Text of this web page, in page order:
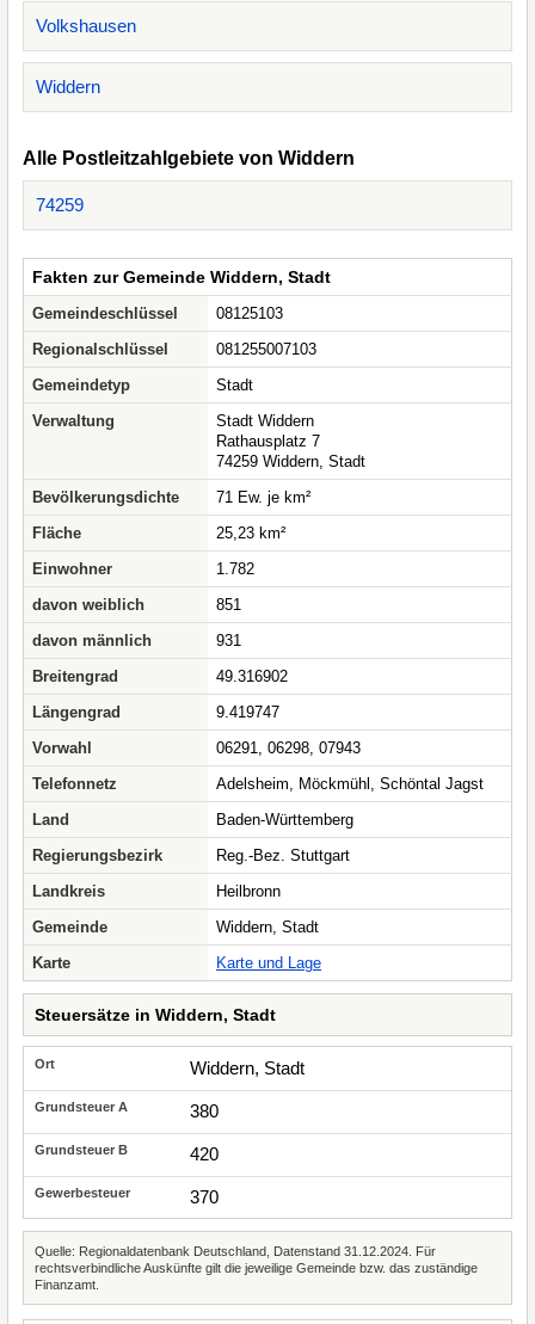
Volkshausen
Widdern
Alle Postleitzahlgebiete von Widdern
74259
Fakten zur Gemeinde Widdern, Stadt
Gemeindeschlüssel
08125103
Regionalschlüssel
081255007103
Gemeindetyp
Stadt
Verwaltung
Stadt Widdern
Rathausplatz 7
74259 Widdern, Stadt
Bevölkerungsdichte
71 Ew. je km²
Fläche
25,23 km²
Einwohner
1.782
davon weiblich
851
davon männlich
931
Breitengrad
49.316902
Längengrad
9.419747
Vorwahl
06291, 06298, 07943
Telefonnetz
Adelsheim, Möckmühl, Schöntal Jagst
Land
Baden-Württemberg
Regierungsbezirk
Reg.-Bez. Stuttgart
Landkreis
Heilbronn
Gemeinde
Widdern, Stadt
Karte
Karte und Lage
Steuersätze in Widdern, Stadt
Widdern, Stadt
380
420
370
Quelle: Regionaldatenbank Deutschland, Datenstand 31.12.2024. Für
rechtsverbindliche Auskünfte gilt die jeweilige Gemeinde bzw. das zuständige
Finanzamt.